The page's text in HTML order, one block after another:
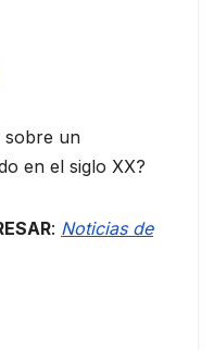
sobre un
en el siglo XX?
: Noticias de